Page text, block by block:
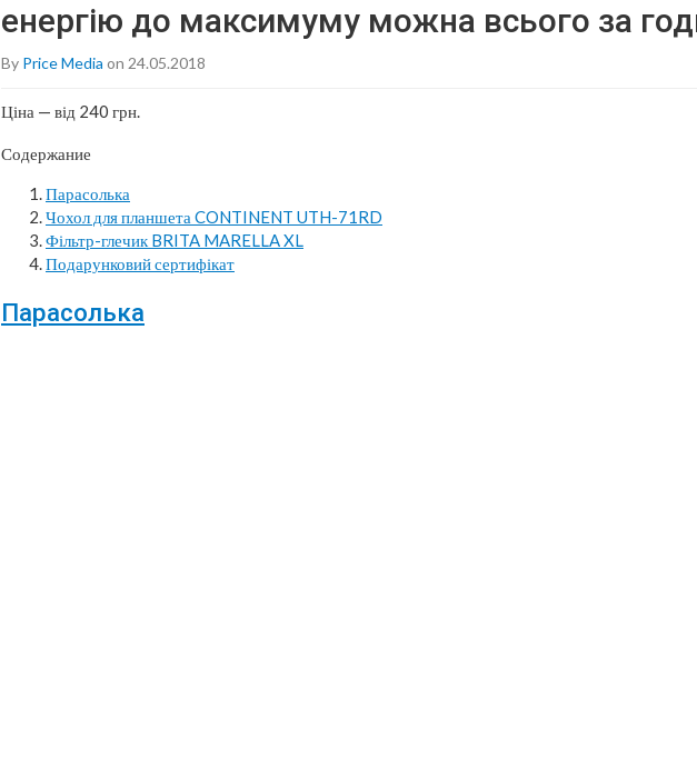
енергію до максимуму можна всього за
By Price Media on 24.05.2018
Ціна — від 240 грн.
Содержание
Парасолька
Чохол для планшета CONTINENT UTH-71RD
Фільтр-глечик BRITA MARELLA XL
Подарунковий сертифікат
Парасолька